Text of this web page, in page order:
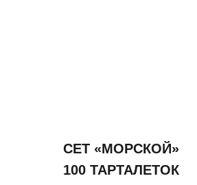
СЕТ «МОРСКОЙ»
100 ТАРТАЛЕТОК